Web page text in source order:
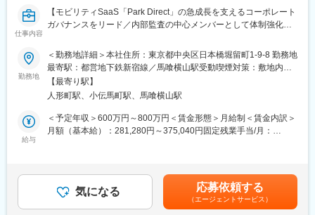
・監査役との連携・監査役監査の実施支援
・海外拠点への往査（年4回程度、各1週間。インド・フィリピン
が主な対象）
を通じた不明瞭なプロセスの特定、リスク評価、および経営層へ
の報告・改善提言）
※レポートラインはCEOとなります。
世界には、義肢装具を購入できない人が9千万人も存在していま
す。同社はこの社会課題を「３Dプリンティング × AIテクノロジ
ます。現在、フィリピン・インドで活動中ですが、、アジア・ア
フリカの各国での事業も進行中です。
仕事内容
【モビリティSaaS「Park Direct」の急成長を支えるコーポレート
ガバナンスをリード／内部監査の中心メンバーとして体制強化を
■業務概要
当社が運営するモビリティSaaS「Park Direct」サービスの成長に
伴い、コーポレートガバナンスグループの強化を図っています。
リーダー候補として、内部監査実務の中心メンバーを担い、内部
監査業務全般やIPO準備対応、各種ガバナンス業務を幅広くお任せ
します。キャッシュポイントの多様化や新規ビジネスの立ち上げ
が頻繁な環境下で、健全な成長を支える体制の構築をリードいた
・業務監査の計画・実行、J-SOX対応、三様監査の推進
・IPO準備に伴う証券会社・監査法人との対応
・他部門や社外関係者と連携したガバナンス体制の構築・改善
勤務地
＜勤務地詳細＞本社住所：東京都中央区日本橋堀留町1-9-8 勤務地
最寄駅：都営地下鉄新宿線／馬喰横山駅受動喫煙対策：敷地内全
面禁煙
【最寄り駅】
人形町駅、小伝馬町駅、馬喰横山駅
給与
＜予定年収＞600万円～800万円＜賃金形態＞月給制＜賃金内訳＞
月額（基本給）：281,280円～375,040円固定残業手当/月：
年に2回等級の見直しがあります。※年2回賞与あり賃金はあくま
でも目安の金額であり、選考を通じて上下する可能性がありま
す。月給(月額)は固定手当を含めた表記です。
気になる 応募依頼する
（エージェントサービス）